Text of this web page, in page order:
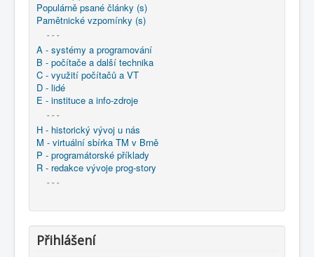
Úvod Mapa stránek
Populárně psané články (s)
Pamětnické vzpomínky (s)
- - -
A - systémy a programování
B - počítače a další technika
C - využití počítačů a VT
D - lidé
E - instituce a info-zdroje
- - -
H - historický vývoj u nás
M - virtuální sbírka TM v Brně
P - programátorské příklady
R - redakce vývoje prog-story
- - -
Přihlášení